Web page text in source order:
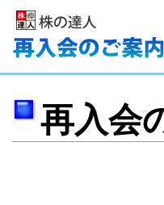
再入会